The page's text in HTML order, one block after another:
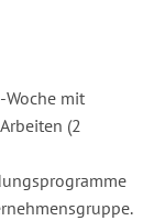
mit
(2